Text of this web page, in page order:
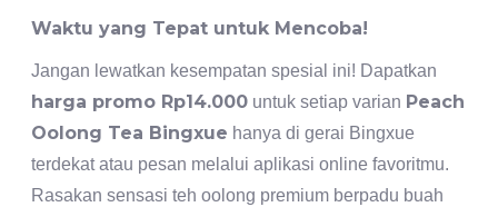
Waktu yang Tepat untuk Mencoba!
Jangan lewatkan kesempatan spesial ini! Dapatkan
harga promo Rp14.000 untuk setiap varian Peach
Oolong Tea Bingxue hanya di gerai Bingxue
terdekat atau pesan melalui aplikasi online favoritmu.
Rasakan sensasi teh oolong premium berpadu buah